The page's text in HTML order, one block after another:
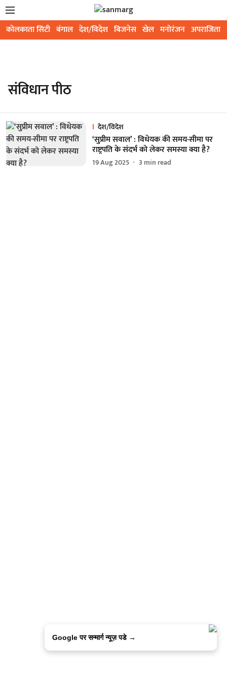
कोलकाता सिटी बंगाल देश/विदेश बिजनेस खेल मनोरंजन अपराजिता
संविधान पीठ
देश/विदेश
‘सुप्रीम सवाल’ : विधेयक की समय-सीमा पर
राष्ट्रपति के संदर्भ को लेकर समस्या क्या है?
19 Aug 2025 3 min read
Google पर सन्मार्ग न्यूज़ पडे →